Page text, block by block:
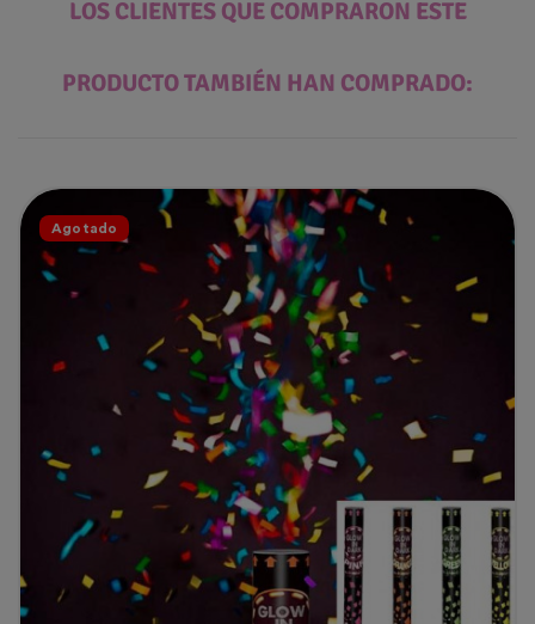
LOS CLIENTES QUE COMPRARON ESTE
PRODUCTO TAMBIÉN HAN COMPRADO:
Agotado